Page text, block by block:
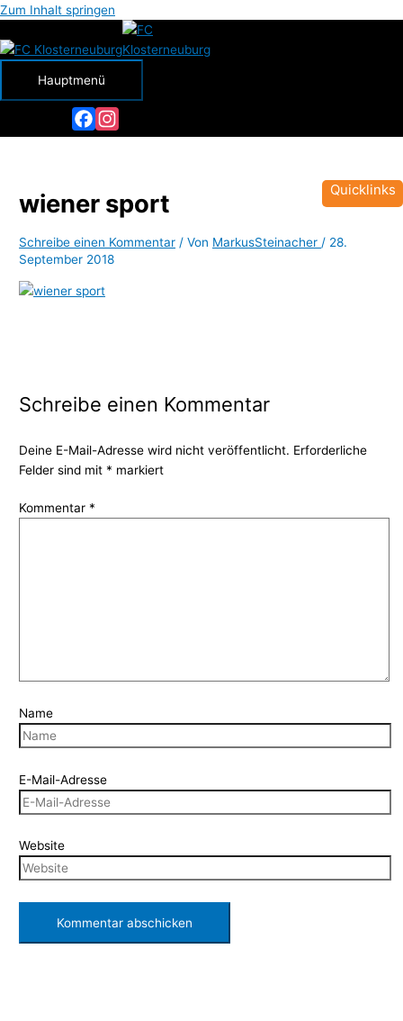
Zum Inhalt springen
Hauptmenü
wiener sport
Schreibe einen Kommentar / Von MarkusSteinacher / 28.
September 2018
Schreibe einen Kommentar
Deine E-Mail-Adresse wird nicht veröffentlicht. Erforderliche
Felder sind mit * markiert
Kommentar *
Name
E-Mail-Adresse
Website
Quicklinks